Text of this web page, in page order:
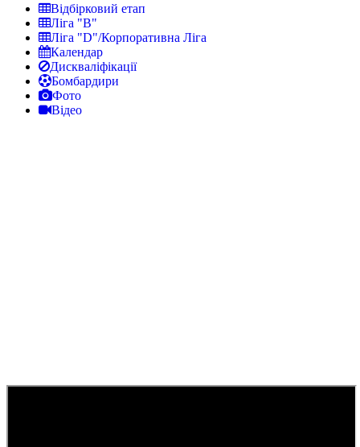
Відбірковий етап
Ліга "В"
Ліга "D"/Корпоративна Ліга
Календар
Дискваліфікації
Бомбардири
Фото
Відео